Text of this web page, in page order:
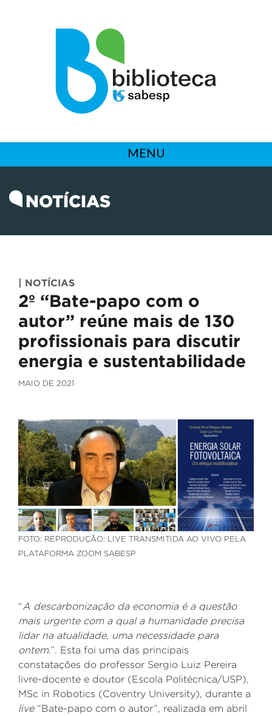
MENU
NOTÍCIAS
| NOTÍCIAS
2º “Bate-papo com o
autor” reúne mais de 130
profissionais para discutir
energia e sustentabilidade
MAIO DE 2021
FOTO: REPRODUÇÃO: LIVE TRANSMITIDA AO VIVO PELA
PLATAFORMA ZOOM SABESP
“A descarbonização da economia é a questão
mais urgente com a qual a humanidade precisa
lidar na atualidade, uma necessidade para
ontem.”. Esta foi uma das principais
constatações do professor Sergio Luiz Pereira
livre-docente e doutor (Escola Politécnica/USP),
MSc in Robotics (Coventry University), durante a
live“Bate-papo com o autor”, realizada em abril